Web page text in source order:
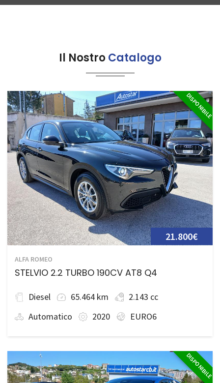
Il NostroCatalogo
DISPONIBILE
21.800€
ALFA ROMEO
STELVIO 2.2 TURBO 190CV AT8 Q4
Diesel 65.464 km
2.143 cc
Automatico
2020 EURO6
DISPONIBILE